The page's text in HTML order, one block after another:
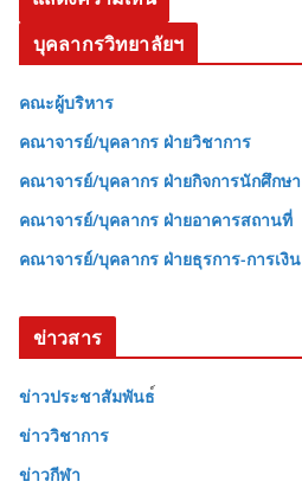
บุคลากรวิทยาลัยฯ
คณะผู้บริหาร
คณาจารย์/บุคลากร ฝ่ายวิชาการ
คณาจารย์/บุคลากร ฝ่ายกิจการนักศึกษา
คณาจารย์/บุคลากร ฝ่ายอาคารสถานที่
คณาจารย์/บุคลากร ฝ่ายธุรการ-การเงิน
ข่าวสาร
ข่าวประชาสัมพันธ
ข่าววิชาการ
ข่าวกีฬา